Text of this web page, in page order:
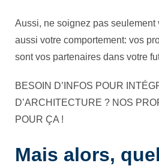
Aussi, ne soignez pas seulement
aussi votre comportement: vos
sont vos partenaires dans votre
BESOIN D’INFOS POUR
D’ARCHITECTURE ? NOS
POUR ÇA !
Mais alors,